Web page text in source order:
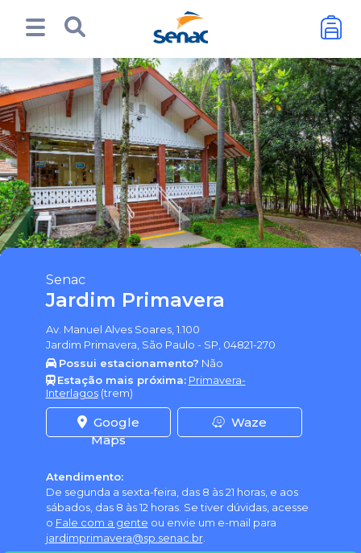
Senac
Jardim Primavera
Av. Manuel Alves Soares, 1.100
Jardim Primavera, São Paulo - SP, 04821-270
Possui estacionamento? Não
Estação mais próxima: Primavera-
Interlagos(trem)
Google
Maps
Waze
Atendimento:
De segunda a sexta-feira, das 8 às 21 horas, e aos
sábados, das 8 às 12 horas. Se tiver dúvidas, acesse
o Fale com a gente ou envie um e-mail para
jardimprimavera@sp.senac.br.